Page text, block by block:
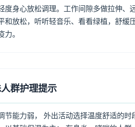
度身心放松调理。工作间隙多做拉伸
和放松，听听轻音乐、看看绿植，舒
。
群护理提示
节能力弱， 外出活动选择温度舒适的